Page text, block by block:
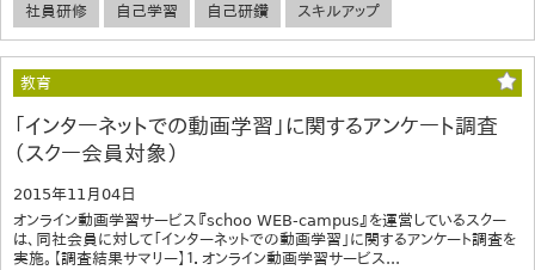
社員研修 自己学習 自己研鑽 スキルアップ
教育
「インターネットでの動画学習」に関するアンケート調査
（スクー会員対象）
2015年11月04日
オンライン動画学習サービス『schoo WEB-campus』を運営しているスクー
は、同社会員に対して「インターネットでの動画学習」に関するアンケート調査を
実施。【調査結果サマリー】１．オンライン動画学習サービス...